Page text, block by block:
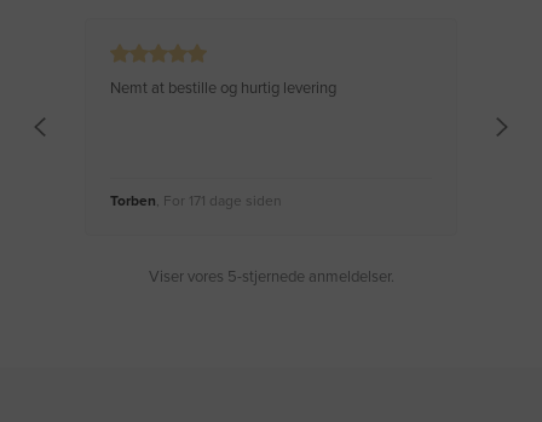
Nemt at bestille og hurtig levering
Torben , For 171 dage siden
Viser vores 5-stjernede anmeldelser.